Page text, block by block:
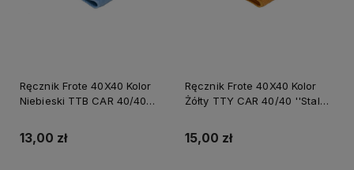
Ręcznik Frote 40X40 Kolor
Niebieski TTB CAR 40/40
13,00 zł
Ręcznik Frote 40X40 Kolor
Żółty TTY CAR 40/40 ''Stalco
15,00 zł